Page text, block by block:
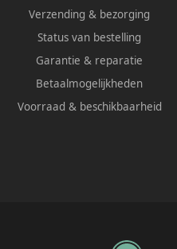
Verzending & bezorging
Status van bestelling
Garantie & reparatie
Betaalmogelijkheden
Voorraad & beschikbaarheid